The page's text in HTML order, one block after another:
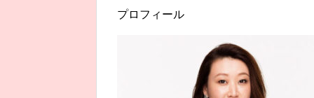
プロフィール